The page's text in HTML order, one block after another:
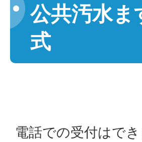
公共汚水ま
式
電話での受付はで